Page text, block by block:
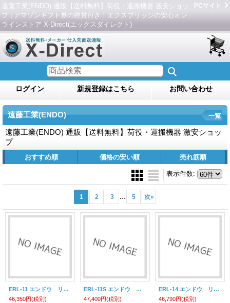
遠藤工業(ENDO) 通販【送料無料】荷役・運搬機器 激安ショッ
プ | アマゾンギフト券の懸賞付き！エクスブリッジの安心オン
ラインストア X-Direct(エックスダイレクト)
PCサイト
ログイン 新規登録はこちら お問い合わせ
遠藤工業(ENDO)
遠藤工業(ENDO) 通販【送料無料】荷役・運搬機器 激安ショッ
プ
一覧
おすすめ順 価格の安い順 売れ筋順
表示件数:
1 2 3 ... 5 次»
ERL-11 エンドウ リトラクター ERL-11 遠藤工業(ENDO)
46,350円(税別)
ERL-11S エンドウ リトラクター ERL-11S (ラッカボウシソウチツキ) 遠藤工業(ENDO)
47,400円(税別)
ERL-14 エンドウ リトラクター ERL-14 遠藤工業(ENDO)
46,790円(税別)